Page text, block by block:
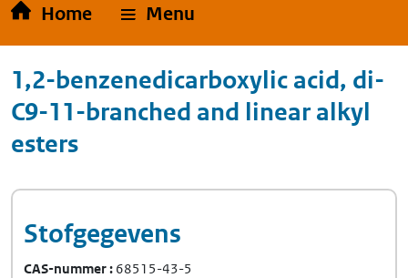
Home Menu
1,2-benzenedicarboxylic acid, di-
C9-11-branched and linear alkyl
esters
Stofgegevens
CAS-nummer 68515-43-5